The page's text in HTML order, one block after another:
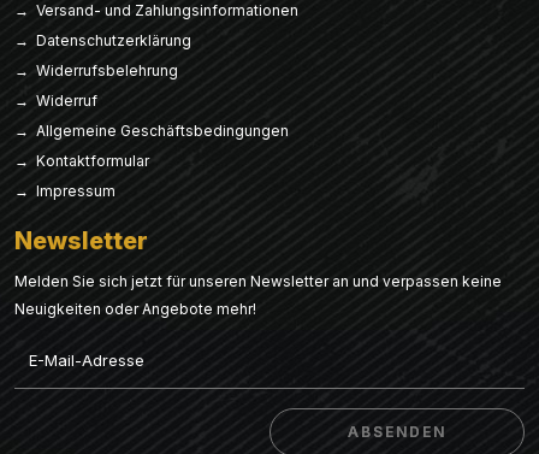
→ Versand- und Zahlungsinformationen
→ Datenschutzerklärung
→ Widerrufsbelehrung
→ Widerruf
→ Allgemeine Geschäftsbedingungen
→ Kontaktformular
→ Impressum
Newsletter
Melden Sie sich jetzt für unseren Newsletter an und verpassen keine
Neuigkeiten oder Angebote mehr!
ABSENDEN
ABSENDEN